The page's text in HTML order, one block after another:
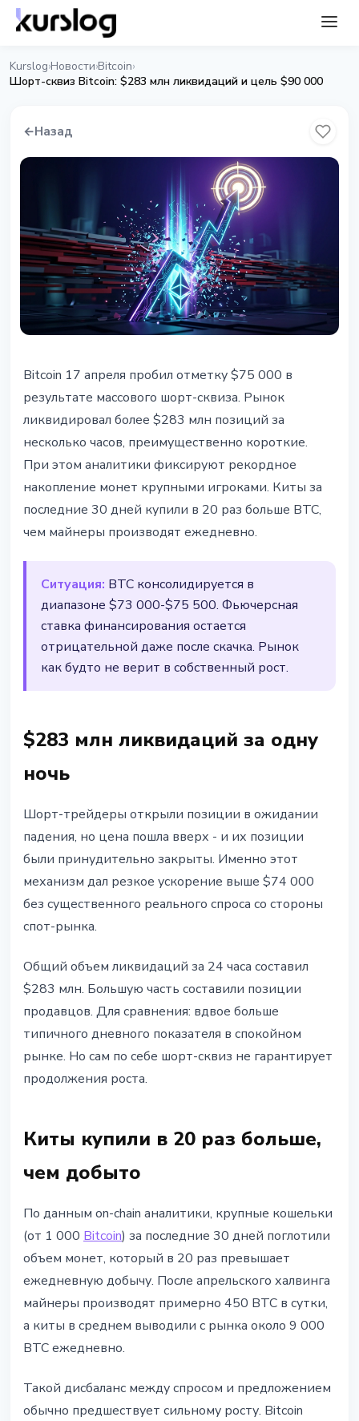
Kurslog›Новости›Bitcoin›
Шорт-сквиз Bitcoin: $283 млн ликвидаций и цель $90 000
←Назад
Шорт-сквиз Bitcoin: $283 млн
ликвидаций и цель $90 000
17 апреля 2026 г. 2 мин чтения
Наталия Дорофеева
Bitcoin 17 апреля пробил отметку $75 000 в
результате массового шорт-сквиза. Рынок
ликвидировал более $283 млн позиций за
несколько часов, преимущественно короткие.
При этом аналитики фиксируют рекордное
накопление монет крупными игроками. Киты за
последние 30 дней купили в 20 раз больше BTC,
чем майнеры производят ежедневно.
Ситуация: BTC консолидируется в
диапазоне $73 000-$75 500. Фьючерсная
ставка финансирования остается
отрицательной даже после скачка. Рынок
как будто не верит в собственный рост.
$283 млн ликвидаций за одну
ночь
Шорт-трейдеры открыли позиции в ожидании
падения, но цена пошла вверх - и их позиции
были принудительно закрыты. Именно этот
механизм дал резкое ускорение выше $74 000
без существенного реального спроса со стороны
спот-рынка.
Общий объем ликвидаций за 24 часа составил
$283 млн. Большую часть составили позиции
продавцов. Для сравнения: вдвое больше
типичного дневного показателя в спокойном
рынке. Но сам по себе шорт-сквиз не гарантирует
продолжения роста.
Киты купили в 20 раз больше,
чем добыто
По данным on-chain аналитики, крупные кошельки
(от 1 000 Bitcoin) за последние 30 дней поглотили
объем монет, который в 20 раз превышает
ежедневную добычу. После апрельского халвинга
майнеры производят примерно 450 BTC в сутки,
а киты в среднем выводили с рынка около 9 000
BTC ежедневно.
Такой дисбаланс между спросом и предложением
обычно предшествует сильному росту. Bitcoin